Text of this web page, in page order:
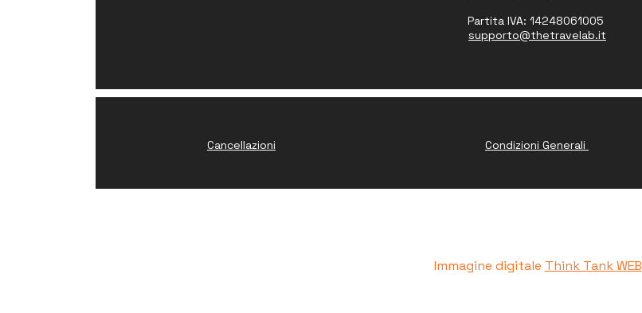
Partita IVA: 14248061005
supporto@thetravelab.it
Cancellazioni Condizioni Generali
Immagine digitale Think Tank WEB